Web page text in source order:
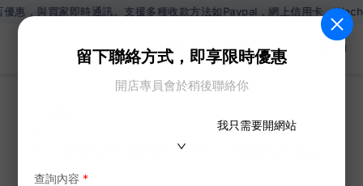
即時通訊。支援多種收款方法如Paypal，網上信用卡，Wechat Pay，
ZH
留下聯絡方式，即享限時優惠
開店專員會於稍後聯絡你
我只需要開網站
查詢內容 *
【SHOPAGE電商教室2026】5大網店熱門商品